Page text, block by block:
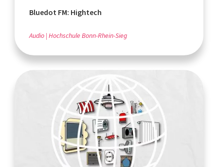
Bluedot FM: Hightech
Audio Hochschule Bonn-Rhein-Sieg